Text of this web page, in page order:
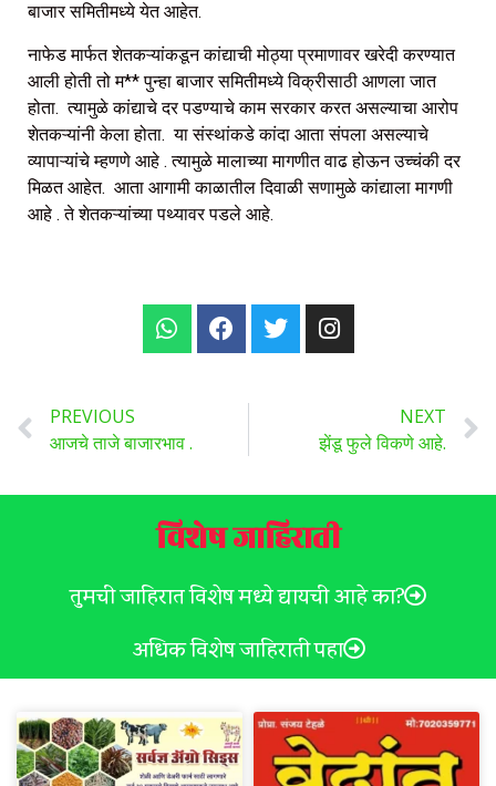
बाजार समितीमध्ये येत आहेत.
नाफेड मार्फत शेतकऱ्यांकडून कांद्याची मोठ्या प्रमाणावर खरेदी करण्यात
आली होती तो म** पुन्हा बाजार समितीमध्ये विक्रीसाठी आणला जात
होता. त्यामुळे कांद्याचे दर पडण्याचे काम सरकार करत असल्याचा आरोप
शेतकऱ्यांनी केला होता. या संस्थांकडे कांदा आता संपला असल्याचे
व्यापाऱ्यांचे म्हणणे आहे . त्यामुळे मालाच्या मागणीत वाढ होऊन उच्चंकी दर
मिळत आहेत. आता आगामी काळातील दिवाळी सणामुळे कांद्याला मागणी
आहे . ते शेतकऱ्यांच्या पथ्यावर पडले आहे.
PREVIOUS
आजचे ताजे बाजारभाव .
NEXT
झेंडू फुले विकणे आहे.
विशेष जाहिराती
तुमची जाहिरात विशेष मध्ये द्यायची आहे का?
अधिक विशेष जाहिराती पहा